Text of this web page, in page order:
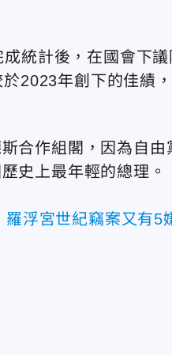
統計後，在國會下
於2023年創下的佳績
合作組閣，因為自
史上最年輕的總理。
羅浮宮世紀竊案又有